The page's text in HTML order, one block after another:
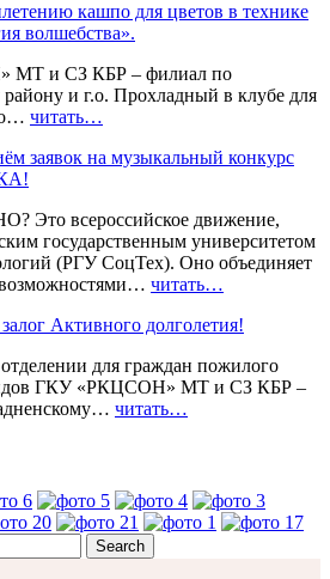
кашпо для цветов в технике
волшебства».
и СЗ КБР – филиал по
и г.о. Прохладный в клубе для
читать…
заявок на музыкальный конкурс
Это всероссийское движение,
государственным университетом
(РГУ СоцТех). Оно объединяет
читать…
Активного долголетия!
для граждан пожилого
ГКУ «РКЦСОН» МТ и СЗ КБР –
читать…